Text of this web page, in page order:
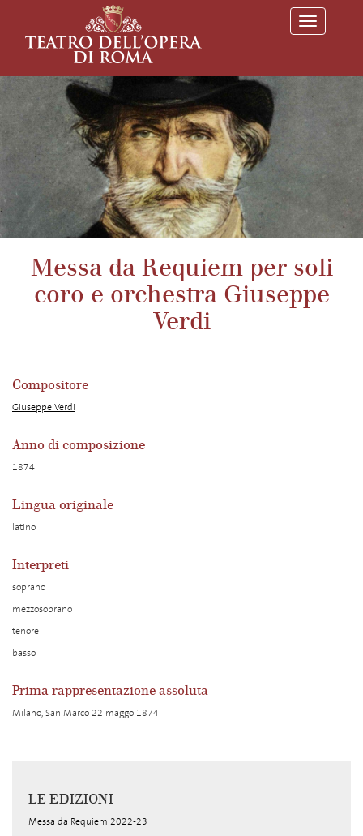
T
o
l
Messa da Requiem per soli
coro e orchestra Giuseppe
Verdi
Compositore
Giuseppe Verdi
Anno di composizione
1874
Lingua originale
latino
Interpreti
soprano
mezzosoprano
tenore
basso
Prima rappresentazione assoluta
Milano, San Marco 22 maggo 1874
LE EDIZIONI
Messa da Requiem 2022-23